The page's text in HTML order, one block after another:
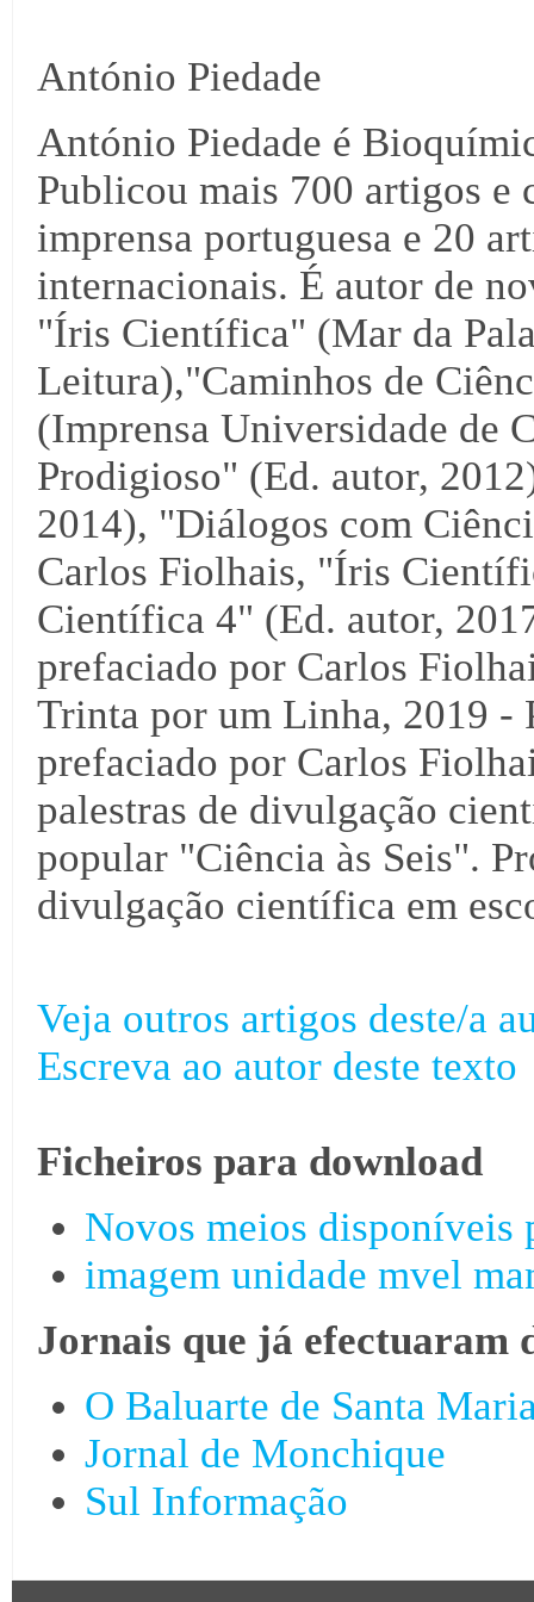
António Piedade
António Piedade é
Publicou mais 700 artigos
imprensa portuguesa e 20
internacionais. É autor de
"Íris Científica" (Mar da
Leitura),"Caminhos de
(Imprensa Universidade de
Prodigioso" (Ed. autor,
2014), "Diálogos com
Carlos Fiolhais, "Íris
Científica 4" (Ed. autor,
prefaciado por Carlos
Trinta por um Linha, 2019 -
prefaciado por Carlos
palestras de divulgação
popular "Ciência às Seis".
divulgação científica em
Veja outros artigos deste/a
Escreva ao autor deste texto
Ficheiros para download
Novos meios disponíveis
imagem unidade mvel
Jornais que já efectuaram
O Baluarte de Santa
Jornal de Monchique
Sul Informação